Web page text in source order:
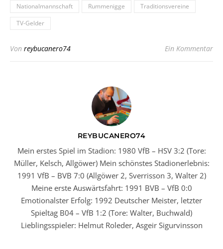
Nationalmannschaft
Rummenigge
Traditionsvereine
TV-Gelder
Von reybucanero74 Ein Kommentar
REYBUCANERO74
Mein erstes Spiel im Stadion: 1980 VfB – HSV 3:2 (Tore:
Müller, Kelsch, Allgöwer) Mein schönstes Stadionerlebnis:
1991 VfB – BVB 7:0 (Allgöwer 2, Sverrisson 3, Walter 2)
Meine erste Auswärtsfahrt: 1991 BVB – VfB 0:0
Emotionalster Erfolg: 1992 Deutscher Meister, letzter
Spieltag B04 – VfB 1:2 (Tore: Walter, Buchwald)
Lieblingsspieler: Helmut Roleder, Asgeir Sigurvinsson